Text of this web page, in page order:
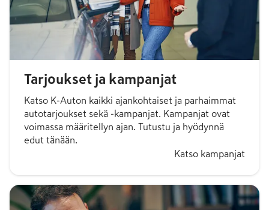
Tarjoukset ja kampanjat
Katso K-Auton kaikki ajankohtaiset ja parhaimmat
autotarjoukset sekä -kampanjat. Kampanjat ovat
voimassa määritellyn ajan. Tutustu ja hyödynnä
edut tänään.
Katso kampanjat